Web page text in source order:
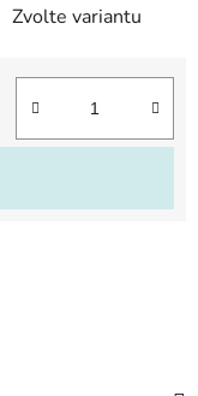
Zvolte variantu